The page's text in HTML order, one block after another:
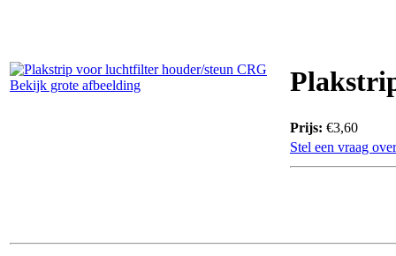
Bekijk grote afbeelding
Prijs: €3,60
Stel een vraag